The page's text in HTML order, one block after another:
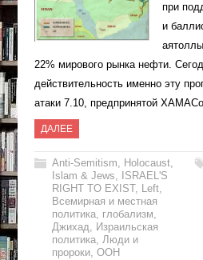
при
и
22% мирового рынка нефти.
действительность именно эту
атаки 7.10, предпринятой
ДАЛЕЕ
Anti-Semitism, Holocaust,
Islam & Jews,
ISRAEL'S
RIGHT TO EXIST, Left,
Всемирная и местная
политика, глобализм,
Джихад, Израильская
политика, Люди и
пророки, ООН